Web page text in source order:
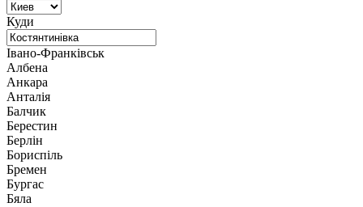
Куди
Івано-Франківськ
Албена
Анкара
Анталія
Балчик
Берестин
Берлін
Бориспіль
Бремен
Бургас
Бяла